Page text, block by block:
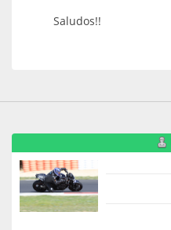
Saludos!!